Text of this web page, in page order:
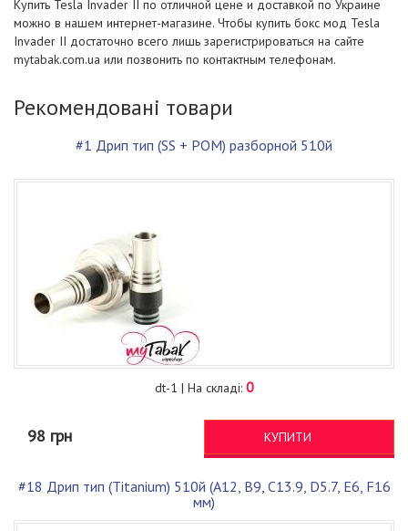
Купить Tesla Invader II по отличной цене и доставкой по Украине
можно в нашем интернет-магазине. Чтобы купить бокс мод Tesla
Invader II достаточно всего лишь зарегистрироваться на сайте
mytabak.com.ua или позвонить по контактным телефонам.
Рекомендовані товари
#1 Дрип тип (SS + POM) разборной 510й
dt-1 | На складі: 0
98 грн КУПИТИ
#18 Дрип тип (Titanium) 510й (A12, B9, C13.9, D5.7, E6, F16
мм)